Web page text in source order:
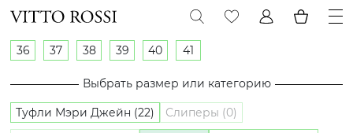
36 37 38 39 40 41
Выбрать размер или категорию
Туфли Мэри Джейн (22)
Слиперы (0)